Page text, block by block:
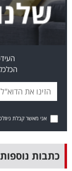
רייטינג
רכב
ופנאי
תיירות
5
אני מאשר קבלת
כתבות נוספות